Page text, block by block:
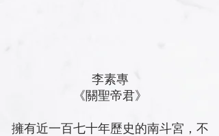
李素專
《關聖帝君》
擁有近一百七十年歷史的南斗宮，不